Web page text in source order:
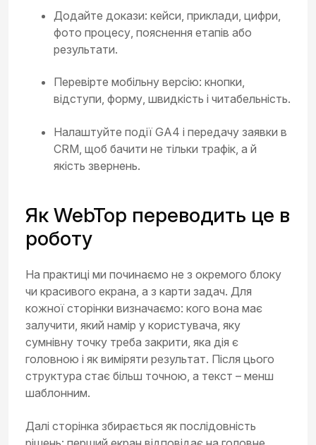
Додайте докази: кейси, приклади, цифри,
фото процесу, пояснення етапів або
результати.
Перевірте мобільну версію: кнопки,
відступи, форму, швидкість і читабельність.
Налаштуйте події GA4 і передачу заявки в
CRM, щоб бачити не тільки трафік, а й
якість звернень.
Як WebTop переводить це в
роботу
На практиці ми починаємо не з окремого блоку
чи красивого екрана, а з карти задач. Для
кожної сторінки визначаємо: кого вона має
залучити, який намір у користувача, яку
сумнівну точку треба закрити, яка дія є
головною і як виміряти результат. Після цього
структура стає більш точною, а текст – менш
шаблонним.
Далі сторінка збирається як послідовність